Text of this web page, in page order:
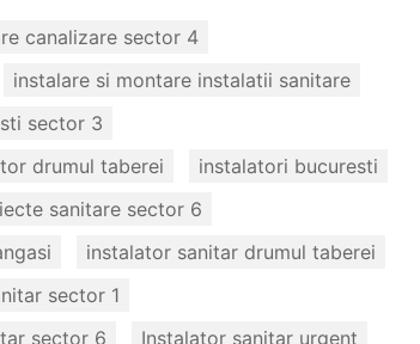
canalizare sector 4
instalare si montare instalatii sanitare
sector 3
drumul taberei
instalatori bucuresti
sanitare sector 6
instalator sanitar drumul taberei
sector 1
sector 6
Instalator sanitar urgent